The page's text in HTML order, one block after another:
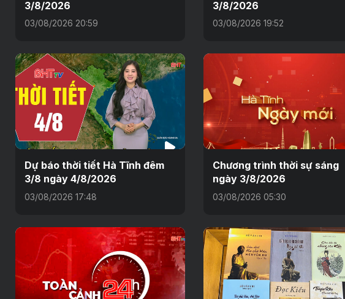
3/8/2026
03/08/2026 20:59
3/8/2026
03/08/2026 19:52
Dự báo thời tiết Hà Tĩnh đêm
3/8 ngày 4/8/2026
03/08/2026 17:48
Chương trình thời sự sáng
ngày 3/8/2026
03/08/2026 05:30